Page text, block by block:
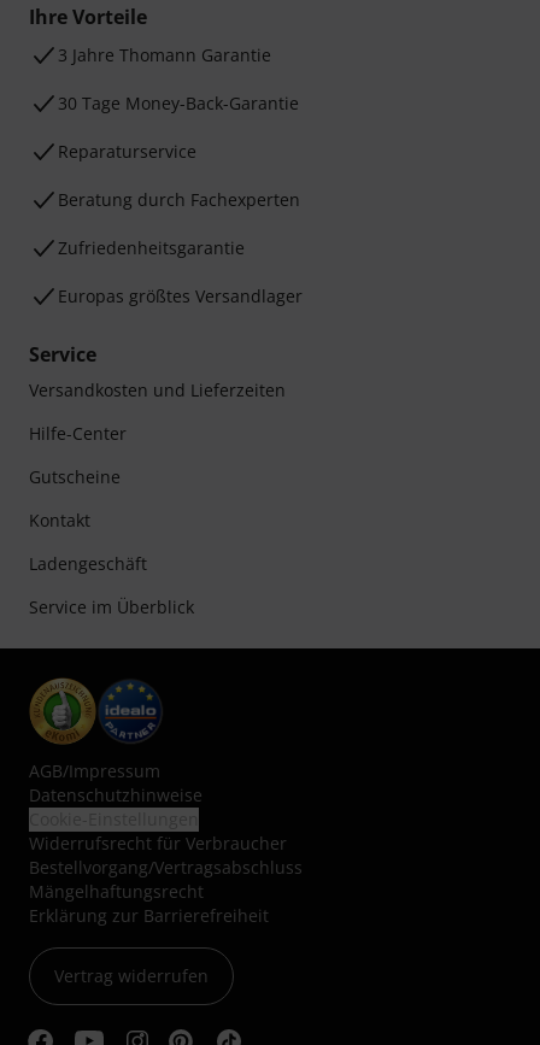
Ihre Vorteile
3 Jahre Thomann Garantie
30 Tage Money-Back-Garantie
Reparaturservice
Beratung durch Fachexperten
Zufriedenheitsgarantie
Europas größtes Versandlager
Service
Versandkosten und Lieferzeiten
Hilfe-Center
Gutscheine
Kontakt
Ladengeschäft
Service im Überblick
AGB/Impressum
Datenschutzhinweise
Widerrufsrecht für Verbraucher
Bestellvorgang/Vertragsabschluss
Mängelhaftungsrecht
Erklärung zur Barrierefreiheit
Vertrag widerrufen